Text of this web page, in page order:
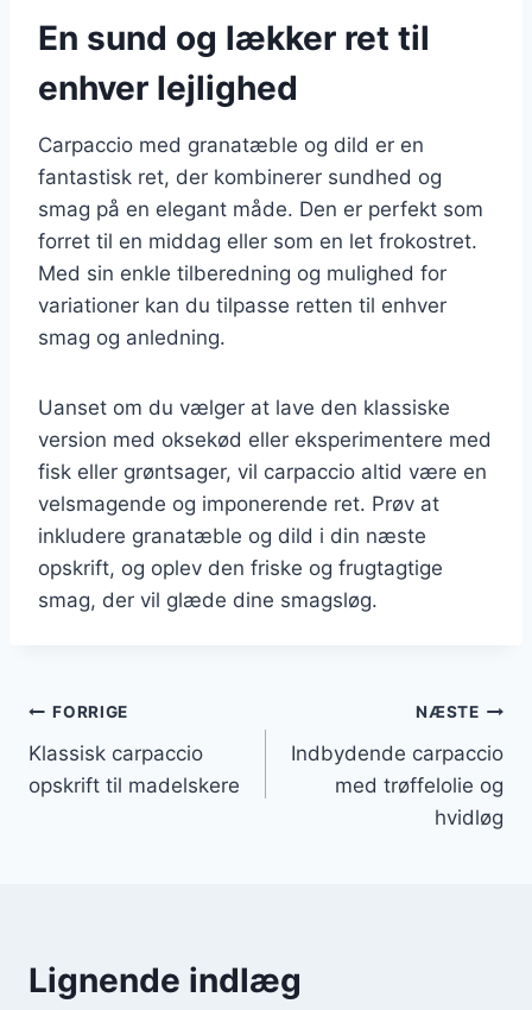
En sund og lækker ret til
enhver lejlighed
Carpaccio med granatæble og dild er en
fantastisk ret, der kombinerer sundhed og
smag på en elegant måde. Den er perfekt som
forret til en middag eller som en let frokostret.
Med sin enkle tilberedning og mulighed for
variationer kan du tilpasse retten til enhver
smag og anledning.
Uanset om du vælger at lave den klassiske
version med oksekød eller eksperimentere med
fisk eller grøntsager, vil carpaccio altid være en
velsmagende og imponerende ret. Prøv at
inkludere granatæble og dild i din næste
opskrift, og oplev den friske og frugtagtige
smag, der vil glæde dine smagsløg.
Indlægsnavigation
FORRIGE
Klassisk carpaccio
opskrift til madelskere
NÆSTE
Indbydende carpaccio
med trøffelolie og
hvidløg
Lignende indlæg